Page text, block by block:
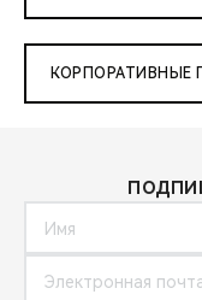
КОРПОРАТИВНЫЕ